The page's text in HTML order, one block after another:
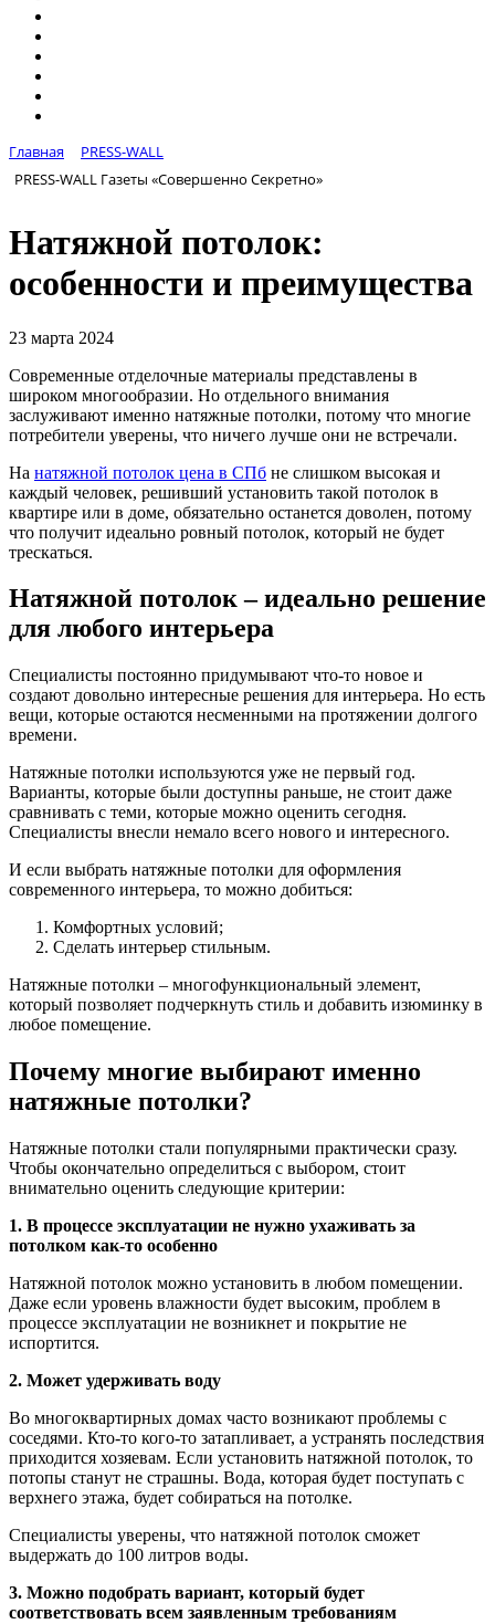
Главная
PRESS-WALL
PRESS-WALL Газеты «Совершенно Секретно»
Натяжной потолок:
особенности и преимущества
23 марта 2024
Современные отделочные материалы представлены в
широком многообразии. Но отдельного внимания
заслуживают именно натяжные потолки, потому что многие
потребители уверены, что ничего лучше они не встречали.
На натяжной потолок цена в СПб не слишком высокая и
каждый человек, решивший установить такой потолок в
квартире или в доме, обязательно останется доволен, потому
что получит идеально ровный потолок, который не будет
трескаться.
Натяжной потолок – идеально решение
для любого интерьера
Специалисты постоянно придумывают что-то новое и
создают довольно интересные решения для интерьера. Но есть
вещи, которые остаются несменными на протяжении долгого
времени.
Натяжные потолки используются уже не первый год.
Варианты, которые были доступны раньше, не стоит даже
сравнивать с теми, которые можно оценить сегодня.
Специалисты внесли немало всего нового и интересного.
И если выбрать натяжные потолки для оформления
современного интерьера, то можно добиться:
Комфортных условий;
Сделать интерьер стильным.
Натяжные потолки – многофункциональный элемент,
который позволяет подчеркнуть стиль и добавить изюминку в
любое помещение.
Почему многие выбирают именно
натяжные потолки?
Натяжные потолки стали популярными практически сразу.
Чтобы окончательно определиться с выбором, стоит
внимательно оценить следующие критерии:
1. В процессе эксплуатации не нужно ухаживать за
потолком как-то особенно
Натяжной потолок можно установить в любом помещении.
Даже если уровень влажности будет высоким, проблем в
процессе эксплуатации не возникнет и покрытие не
испортится.
2. Может удерживать воду
Во многоквартирных домах часто возникают проблемы с
соседями. Кто-то кого-то затапливает, а устранять последствия
приходится хозяевам. Если установить натяжной потолок, то
потопы станут не страшны. Вода, которая будет поступать с
верхнего этажа, будет собираться на потолке.
Специалисты уверены, что натяжной потолок сможет
выдержать до 100 литров воды.
3. Можно подобрать вариант, который будет
соответствовать всем заявленным требованиям